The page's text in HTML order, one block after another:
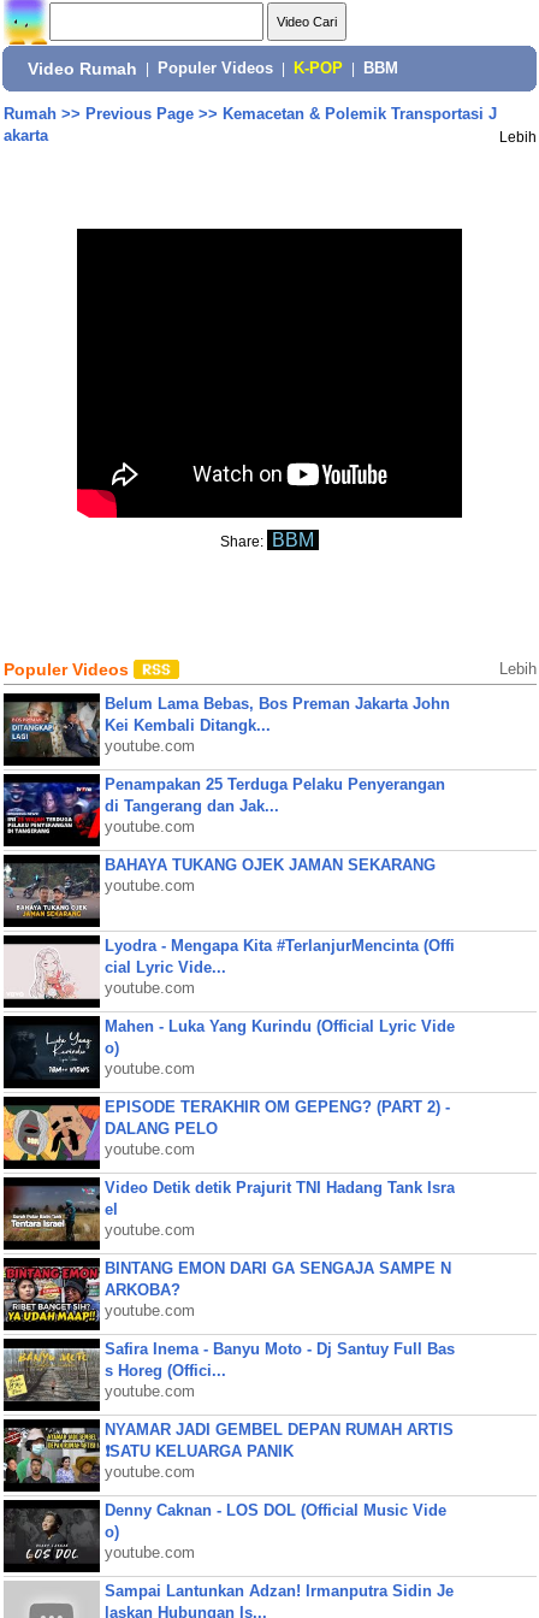
Video Rumah Populer Videos K-POP BBM
Rumah>> Previous Page>> Kemacetan & Polemik Transportasi J
akarta
Lebih
Share: BBM
Populer Videos Lebih
Belum Lama Bebas, Bos Preman Jakarta John
Kei Kembali Ditangk...
youtube.com
Penampakan 25 Terduga Pelaku Penyerangan
di Tangerang dan Jak...
youtube.com
BAHAYA TUKANG OJEK JAMAN SEKARANG
youtube.com
Lyodra - Mengapa Kita #TerlanjurMencinta (Offi
cial Lyric Vide...
youtube.com
Mahen - Luka Yang Kurindu (Official Lyric Vide
o)
youtube.com
EPISODE TERAKHIR OM GEPENG? (PART 2) -
DALANG PELO
youtube.com
Video Detik detik Prajurit TNI Hadang Tank Isra
el
youtube.com
BINTANG EMON DARI GA SENGAJA SAMPE N
ARKOBA?
youtube.com
Safira Inema - Banyu Moto - Dj Santuy Full Bas
s Horeg (Offici...
youtube.com
NYAMAR JADI GEMBEL DEPAN RUMAH ARTIS
❗SATU KELUARGA PANIK
youtube.com
Denny Caknan - LOS DOL (Official Music Vide
o)
youtube.com
Sampai Lantunkan Adzan! Irmanputra Sidin Je
laskan Hubungan Is...